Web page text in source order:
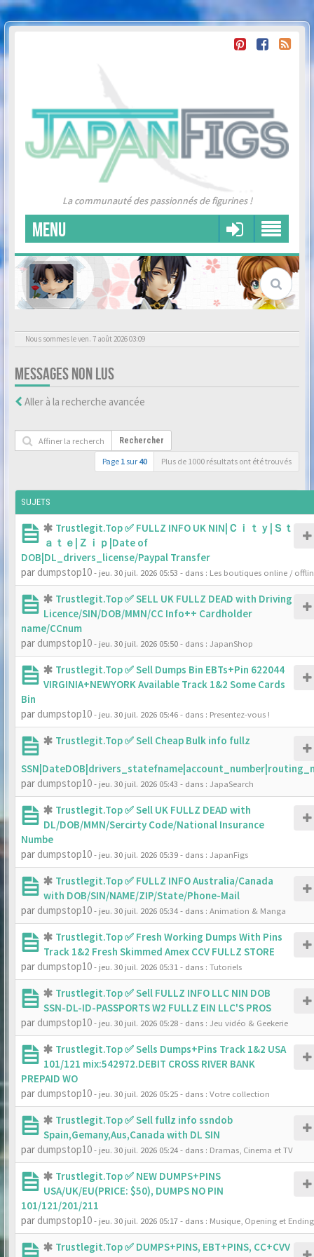
La communauté des passionnés de figurines !
MENU
Nous sommes le ven. 7 août 2026 03:09
MESSAGES NON LUS
Aller à la recherche avancée
Rechercher
Page 1 sur 40 Plus de 1000 résultats ont été trouvés
SUJETS
Trustlegit.Top ✅ FULLZ INFO UK NIN|Ｃｉｔｙ|Ｓｔ
ａｔｅ|Ｚｉｐ|Date of
DOB|DL_drivers_license/Paypal Transfer
par dumpstop10- jeu. 30 juil. 2026 05:53 - dans : Les boutiques online /
Trustlegit.Top ✅ SELL UK FULLZ DEAD with Driving
Licence/SIN/DOB/MMN/CC Info++ Cardholder
name/CCnum
par dumpstop10- jeu. 30 juil. 2026 05:50- dans : JapanShop
Trustlegit.Top ✅ Sell Dumps Bin EBTs+Pin 622044
VIRGINIA+NEWYORK Available Track 1&2 Some Cards
Bin
par dumpstop10- jeu. 30 juil. 2026 05:46- dans : Presentez-vous !
Trustlegit.Top ✅ Sell Cheap Bulk info fullz
par dumpstop10- jeu. 30 juil. 2026 05:43 - dans : JapaSearch
Trustlegit.Top ✅ Sell UK FULLZ DEAD with
DL/DOB/MMN/Sercirty Code/National Insurance
Numbe
par dumpstop10- jeu. 30 juil. 2026 05:39- dans : JapanFigs
Trustlegit.Top ✅ FULLZ INFO Australia/Canada
with DOB/SIN/NAME/ZIP/State/Phone-Mail
par dumpstop10- jeu. 30 juil. 2026 05:34- dans : Animation & Manga
Trustlegit.Top ✅ Fresh Working Dumps With Pins
Track 1&2 Fresh Skimmed Amex CCV FULLZ STORE
par dumpstop10- jeu. 30 juil. 2026 05:31 - dans : Tutoriels
Trustlegit.Top ✅ Sell FULLZ INFO LLC NIN DOB
SSN-DL-ID-PASSPORTS W2 FULLZ EIN LLC'S PROS
par dumpstop10- jeu. 30 juil. 2026 05:28- dans : Jeu vidéo & Geekerie
Trustlegit.Top ✅ Sells Dumps+Pins Track 1&2 USA
101/121 mix:542972.DEBIT CROSS RIVER BANK
PREPAID WO
par dumpstop10- jeu. 30 juil. 2026 05:25- dans : Votre collection
Trustlegit.Top ✅ Sell fullz info ssndob
Spain,Gemany,Aus,Canada with DL SIN
par dumpstop10- jeu. 30 juil. 2026 05:24- dans : Dramas, Cinema et TV
Trustlegit.Top ✅ NEW DUMPS+PINS
USA/UK/EU(PRICE: $50), DUMPS NO PIN
101/121/201/211
par dumpstop10- jeu. 30 juil. 2026 05:17- dans : Musique, Opening et Ending
Trustlegit.Top ✅ DUMPS+PINS, EBT+PINS, CC+CVV